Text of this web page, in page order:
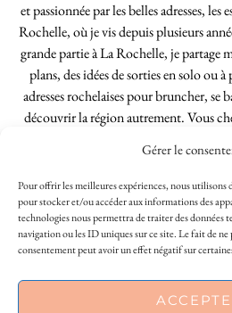
This site uses cookies to
Gérer le
Pour offrir les meilleures expériences, nous utilisons
pour stocker et/ou accéder aux informations des
technologies nous permettra de traiter des données
navigation ou les ID uniques sur ce site. Le fait de
consentement peut avoir un effet négatif sur
et passionnée par les belles adresses, les
Rochelle, où je vis depuis plusieurs
grande partie à La Rochelle, je partage
plans, des idées de sorties en solo ou
adresses rochelaises pour bruncher, se
découvrir la région autrement. Vous
Rochelle, tenu par une locale ? Vous
soyez Rochelais·e ou de passage dans
articles vous aideront à profiter de La
initié·e. !